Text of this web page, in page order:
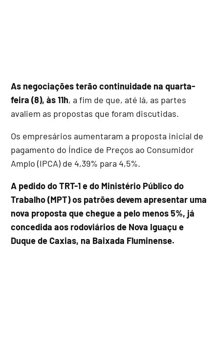
As negociações terão continuidade na quarta-
feira (8), às 11h, a fim de que, até lá, as partes
avaliem as propostas que foram discutidas.
Os empresários aumentaram a proposta inicial de
pagamento do Índice de Preços ao Consumidor
Amplo (IPCA) de 4,39% para 4,5%.
A pedido do TRT-1 e do Ministério Público do
Trabalho (MPT) os patrões devem apresentar uma
nova proposta que chegue a pelo menos 5%, já
concedida aos rodoviários de Nova Iguaçu e
Duque de Caxias, na Baixada Fluminense.